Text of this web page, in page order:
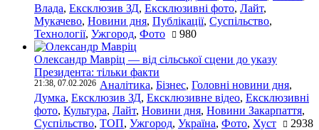
Влада, Ексклюзив ЗД, Ексклюзивні фото, Лайт,
Мукачево, Новини дня, Публікації, Суспільство,
Технології, Ужгород, Фото 980
Олександр Мавріц — від сільської сцени до указу
Президента: тільки факти
21:38, 07.02.2026 Аналітика, Бізнес, Головні новини дня,
Думка, Ексклюзив ЗД, Ексклюзивне відео, Ексклюзивні
фото, Культура, Лайт, Новини дня, Новини Закарпаття,
Суспільство, ТОП, Ужгород, Україна, Фото, Хуст 2938